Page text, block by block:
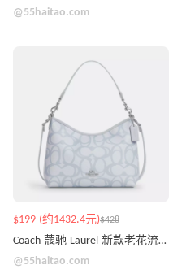
@55haitao.com
$199 (约1432.4元)$428
Coach 蔻驰 Laurel 新款老花流浪包
@55haitao.com